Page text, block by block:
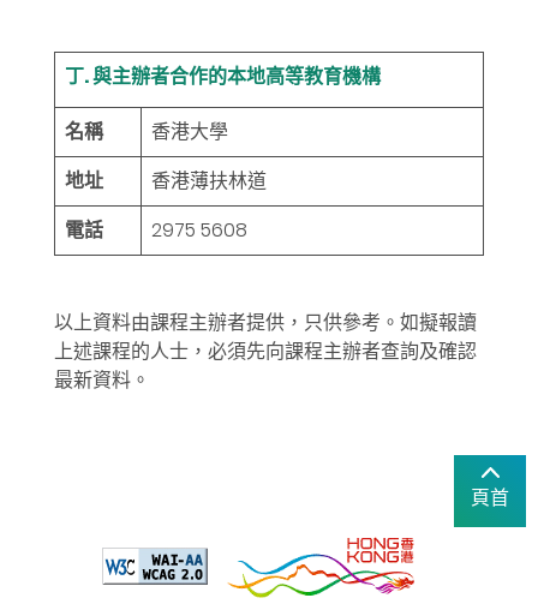
丁. 與主辦者合作的本地高等教育機構
名稱
香港大學
地址
香港薄扶林道
電話
2975 5608
以上資料由課程主辦者提供，只供參考。如擬報讀
上述課程的人士，必須先向課程主辦者查詢及確認
最新資料。
頁首